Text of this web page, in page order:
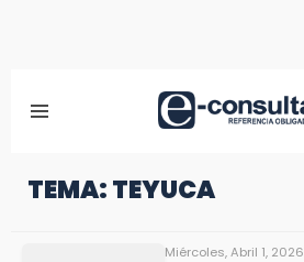
TEMA: TEYUCA
Miércoles, Abril 1, 2026